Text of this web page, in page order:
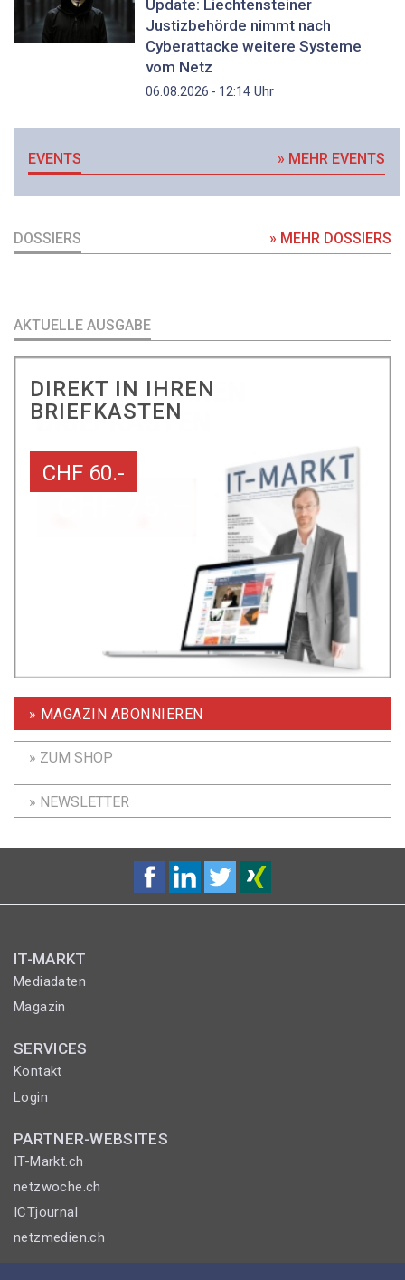
Update: Liechtensteiner
Justizbehörde nimmt nach
Cyberattacke weitere Systeme
vom Netz
06.08.2026 - 12:14Uhr
EVENTS » MEHR EVENTS
DOSSIERS » MEHR DOSSIERS
AKTUELLE AUSGABE
DIREKT IN IHREN
BRIEFKASTEN
CHF 60.-
» MAGAZIN ABONNIEREN
» ZUM SHOP
» NEWSLETTER
IT-MARKT
Mediadaten
Magazin
SERVICES
Kontakt
Login
PARTNER-WEBSITES
IT-Markt.ch
netzwoche.ch
ICTjournal
netzmedien.ch